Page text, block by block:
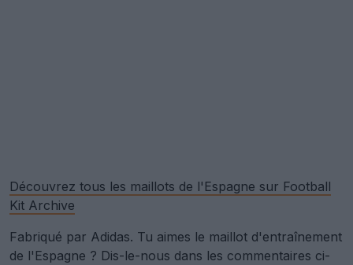
Découvrez tous les maillots de l'Espagne sur Football
Kit Archive
Fabriqué par Adidas. Tu aimes le maillot d'entraînement
de l'Espagne ? Dis-le-nous dans les commentaires ci-